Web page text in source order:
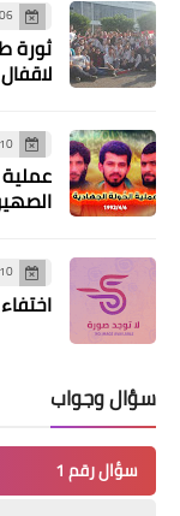
أخبار المخيمات
الف
امريكا
06 نوفمبر 2019
ثورة
10 أبريل 2019
10 ديسمبر 2019
سؤال وجواب
سؤال رقم 1